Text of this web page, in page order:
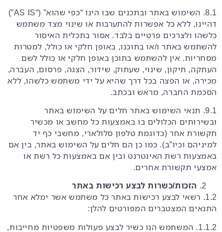
8.1. השימוש באתר ובתכנים שבו הינו “כפי שהוא” (“AS IS”)
דהיינו, ללא כל אפשרות להתערבות או שינוי מצד משתמש
כלשהו ולצרכים פרטיים בלבד. אסור בתכלית האיסור
להשתמש באתר ו/או בתוכנו, באופן חלקי או כולל, למטרות
מסחריות. אין להשתמש בתוכן באופן חלקי או כולל לשם
העתקה, תיקון, שינוי, שעתוק, שידור, הצגה, פרסום, העברה,
מכירה, או הפצה בכל דרך שהיא על ידי משתמש כלשהו, ללא
הסכמת החברה, מראש ובכתב.
9.1. תנאי השימוש באתר חלים על השימוש באתר
ובשירותים הכלולים בו באמצעות כל מחשב או מכשיר
תקשורת אחר (כדוגמת טלפון סלולארי, מחשבי כף יד
למיניהם וכיו”ב). כמו כן הם חלים על השימוש באתר, בין אם
באמצעות רשת האינטרנט ובין אם באמצעות כל רשת או
אמצעי תקשורת אחרים.
הזכות/כשרות לבצע רכישות באתר
1.2. רשאי לבצע רכישות באתר כל משתמש אשר ימלא אחר
התנאים המצטברים המפורטים להלן:
1.1.2. המשתמש הנו כשיר לבצע פעולות משפטיות מחייבות,